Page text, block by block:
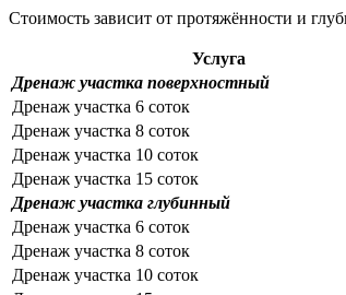
Стоимость зависит от протяжённости и
Услуга
Дренаж участка поверхностный
Дренаж участка 6 соток
Дренаж участка 8 соток
Дренаж участка 10 соток
Дренаж участка 15 соток
Дренаж участка глубинный
Дренаж участка 6 соток
Дренаж участка 8 соток
Дренаж участка 10 соток